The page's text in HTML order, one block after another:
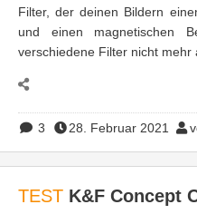
Filter, der deinen Bildern
und einen magnetischen
verschiedene Filter nicht mehr
3 28. Februar 2021
TEST K&F Concept